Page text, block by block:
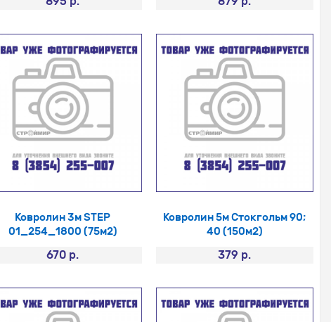
Ковролин 3м STEP
01_254_1800 (75м2)
670 р.
Ковролин 5м Стокгольм 90;
40 (150м2)
379 р.